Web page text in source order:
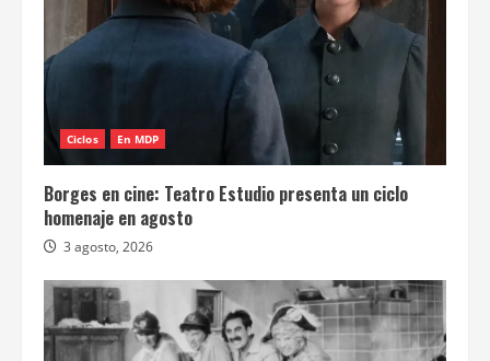
Ciclos En MDP
Borges en cine: Teatro Estudio presenta un ciclo
homenaje en agosto
3 agosto, 2026